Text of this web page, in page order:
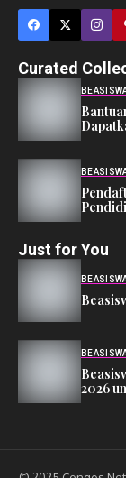
Curated
Just for You
2026